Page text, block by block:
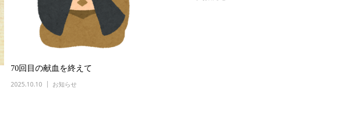
70回目の献血を終えて
2025.10.10
お知らせ